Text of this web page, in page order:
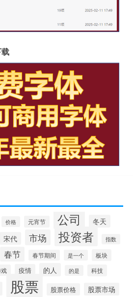
价格 元宵节 公司 冬天
宋代 市场 投资者 指数
春节 春节期间 是一个 板块
疫情 的人 的是 科技
股票 股票价格 股票市场